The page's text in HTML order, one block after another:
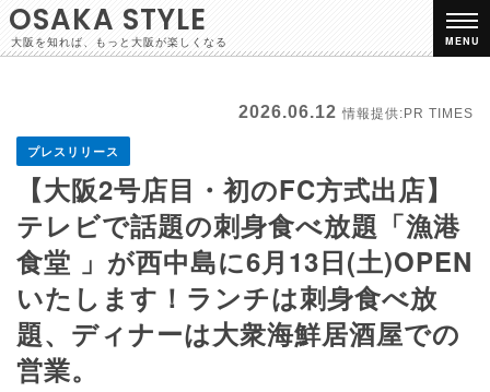
OSAKA STYLE
大阪を知れば、もっと大阪が楽しくなる MENU
2026.06.12 情報提供:PR TIMES
プレスリリース
【大阪2号店目・初のFC方式出店】
テレビで話題の刺身食べ放題「漁港
食堂 」が西中島に6月13日(土)OPEN
いたします！ランチは刺身食べ放
題、ディナーは大衆海鮮居酒屋での
営業。